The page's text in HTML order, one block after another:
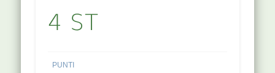
4 ST
PUNTI